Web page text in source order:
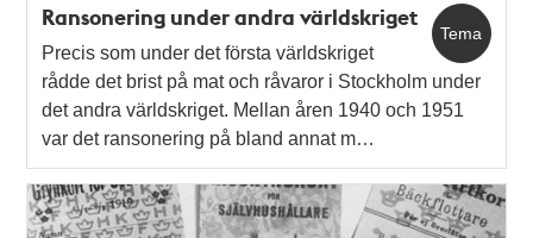
Tema
Ransonering under andra världskriget
Precis som under det första världskriget
rådde det brist på mat och råvaror i Stockholm under
det andra världskriget. Mellan åren 1940 och 1951
var det ransonering på bland annat m…